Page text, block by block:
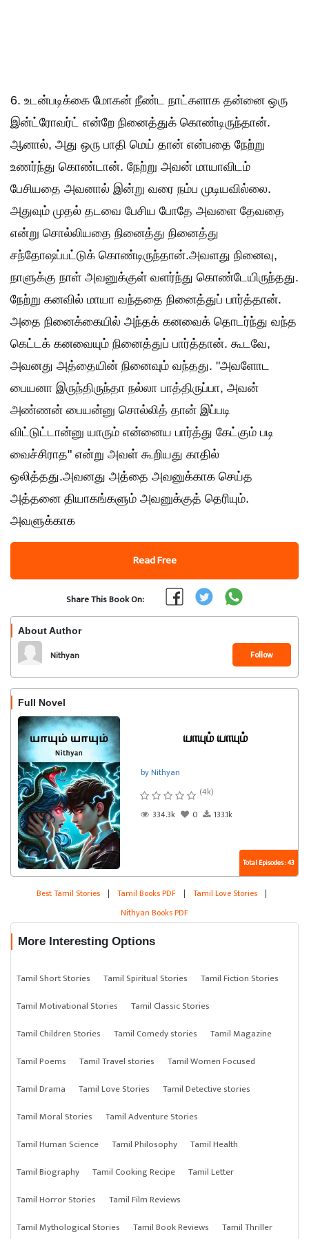
6. உடன்படிக்கை மோகன் நீண்ட நாட்களாக தன்னை ஒரு
இன்ட்ரோவர்ட் என்றே நினைத்துக் கொண்டிருந்தான்.
ஆனால், அது ஒரு பாதி மெய் தான் என்பதை நேற்று
உணர்ந்து கொண்டான். நேற்று அவன் மாயாவிடம்
பேசியதை அவனால் இன்று வரை நம்ப முடியவில்லை.
அதுவும் முதல் தடவை பேசிய போதே அவளை தேவதை
என்று சொல்லியதை நினைத்து நினைத்து
சந்தோஷப்பட்டுக் கொண்டிருந்தான்.அவளது நினைவு,
நாளுக்கு நாள் அவனுக்குள் வளர்ந்து கொண்டேயிருந்தது.
நேற்று கனவில் மாயா வந்ததை நினைத்துப் பார்த்தான்.
அதை நினைக்கையில் அந்தக் கனவைக் தொடர்ந்து வந்த
கெட்டக் கனவையும் நினைத்துப் பார்த்தான். கூடவே,
அவனது அத்தையின் நினைவும் வந்தது. "அவளோட
பையனா இருந்திருந்தா நல்லா பாத்திருப்பா, அவன்
அண்ணன் பையன்னு சொல்லித் தான் இப்படி
விட்டுட்டான்னு யாரும் என்னைய பார்த்து கேட்கும் படி
வைச்சிராத" என்று அவள் கூறியது காதில்
ஒலித்தது.அவனது அத்தை அவனுக்காக செய்த
அத்தனை தியாகங்களும் அவனுக்குத் தெரியும்.
அவளுக்காக
Read Free
Share This Book On:
About Author
Nithyan Follow
Full Novel
யாயும் யாயும்
by Nithyan
(4k)
334.3k
0 133.1k
Total Episodes : 43
Best Tamil Stories | Tamil Books PDF | Tamil Love Stories |
Nithyan Books PDF
More Interesting Options
Tamil Short Stories Tamil Spiritual Stories
Tamil Fiction Stories
Tamil Motivational Stories
Tamil Classic Stories
Tamil Children Stories
Tamil Comedy stories
Tamil Magazine
Tamil Poems
Tamil Travel stories
Tamil Women Focused
Tamil Drama
Tamil Love Stories
Tamil Detective stories
Tamil Moral Stories
Tamil Adventure Stories
Tamil Human Science
Tamil Philosophy
Tamil Health
Tamil Biography
Tamil Cooking Recipe
Tamil Letter
Tamil Horror Stories
Tamil Film Reviews
Tamil Mythological Stories
Tamil Book Reviews Tamil Thriller